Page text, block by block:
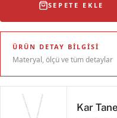
SEPETE EKLE
ÜRÜN DETAY BILGISI
Materyal, ölçü ve tüm detaylar
Kar